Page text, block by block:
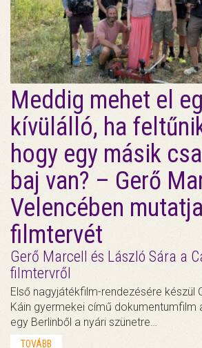
Meddig mehet el
kívülálló, ha
hogy egy másik
baj van? – Gerő
Velencében
filmtervét
Gerő Marcell és László Sára a
filmtervről
Első nagyjátékfilm-rendezésére készül
Káin gyermekei című dokumentumfilm
egy Berlinből a nyári szünetre…
TOVÁBB